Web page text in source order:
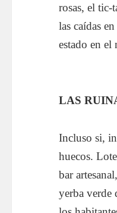
rosas, el tic-
las caídas
estado en el
LAS
Incluso si,
huecos.
bar
yerba verde